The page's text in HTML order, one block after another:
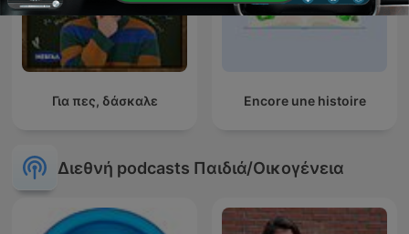
Για πες, δάσκαλε Encore une histoire
Διεθνή podcasts Παιδιά/Οικογένεια